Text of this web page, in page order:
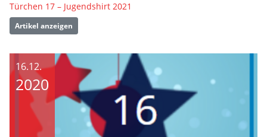
Türchen 17 – Jugendshirt 2021
Artikel anzeigen
16.12.
2020